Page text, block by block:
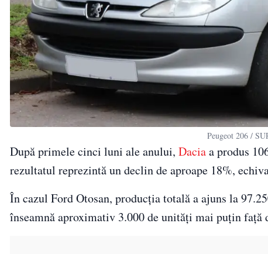
Peugeot 206 /
După primele cinci luni ale anului, Daciaa produs
rezultatul reprezintă un declin de aproape 18%,
În cazul Ford Otosan, producția totală a ajuns la
înseamnă aproximativ 3.000 de unități mai puțin